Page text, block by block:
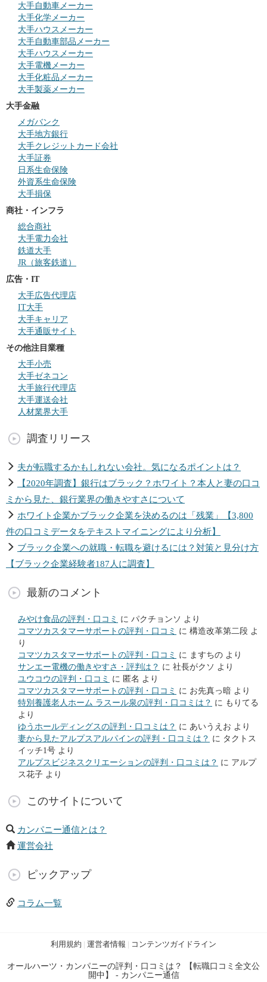
大手自動車メーカー
大手化学メーカー
大手ハウスメーカー
大手自動車部品メーカー
大手ハウスメーカー
大手電機メーカー
大手化粧品メーカー
大手製薬メーカー
大手金融
メガバンク
大手地方銀行
大手クレジットカード会社
大手証券
日系生命保険
外資系生命保険
大手損保
商社・インフラ
総合商社
大手電力会社
鉄道大手
JR（旅客鉄道）
広告・IT
大手広告代理店
IT大手
大手キャリア
大手通販サイト
その他注目業種
大手小売
大手ゼネコン
大手旅行代理店
大手運送会社
人材業界大手
調査リリース
夫が転職するかもしれない会社。気になるポイントは？
【2020年調査】銀行はブラック？ホワイト？本人と妻の口コ
ミから見た、銀行業界の働きやすさについて
ホワイト企業かブラック企業を決めるのは「残業」【3,800
件の口コミデータをテキストマイニングにより分析】
ブラック企業への就職・転職を避けるには？対策と見分け方
【ブラック企業経験者187人に調査】
最新のコメント
みやけ食品の評判・口コミ に パクチョンソ より
コマツカスタマーサポートの評判・口コミ に 構造改革第二段 よ
り
コマツカスタマーサポートの評判・口コミ に ますちの より
サンエー電機の働きやすさ・評判は？ に 社長がクソ より
ユウコウの評判・口コミ に 匿名 より
コマツカスタマーサポートの評判・口コミ に お先真っ暗 より
特別養護老人ホーム ラスール泉の評判・口コミは？ に もりてる
より
ゆうホールディングスの評判・口コミは？ に あいうえお より
妻から見たアルプスアルパインの評判・口コミは？ に タクトス
イッチ1号 より
アルプスビジネスクリエーションの評判・口コミは？ に アルプ
ス花子 より
このサイトについて
カンパニー通信とは？
運営会社
ピックアップ
コラム一覧
利用規約 | 運営者情報 | コンテンツガイドライン
オールハーツ・カンパニーの評判・口コミは？ 【転職口コミ全文公
開中】 - カンパニー通信